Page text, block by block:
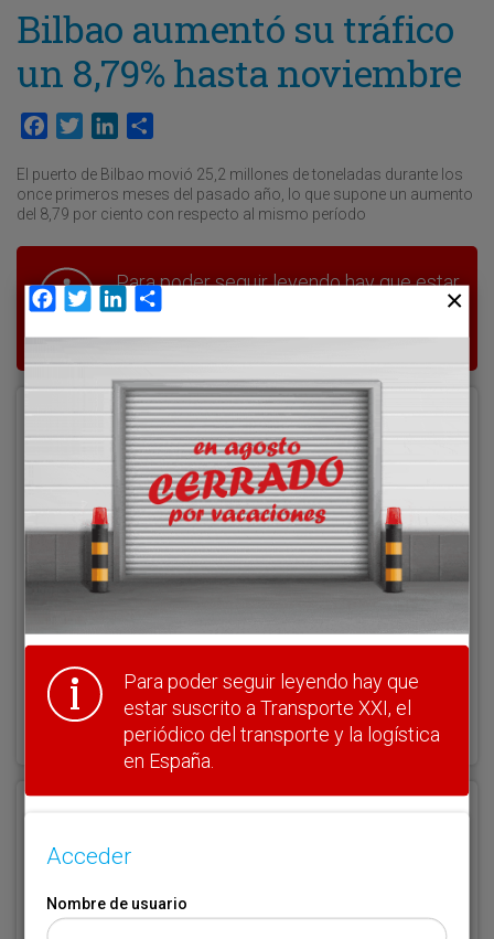
Bilbao aumentó su tráfico
un 8,79% hasta noviembre
Facebook
TwitterLinkedIn
El puerto de Bilbao movió 25,2 millones de toneladas durante los
once primeros meses del pasado año, lo que supone un aumento
del 8,79 por ciento con respecto al mismo período
Para poder seguir leyendo hay que estar
suscrito a Transporte XXI, el periódico
del transporte y la logística en España.
Nombre de usuario
¿Olvidó su clave?
Haga clic aquí para recuperarla.
Facebook
TwitterLinkedIn
Para poder seguir leyendo hay que
estar suscrito a Transporte XXI, el
periódico del transporte y la logística
en España.
Acceder
Nombre de usuario